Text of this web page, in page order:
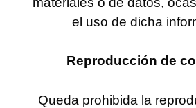
el uso de dicha
Reproducción de
Queda prohibida la